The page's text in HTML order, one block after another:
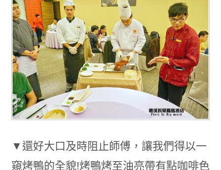
▼還好大口及時阻止師傅，讓我們得以一
窺烤鴨的全貌!烤鴨烤至油亮帶有點咖啡色